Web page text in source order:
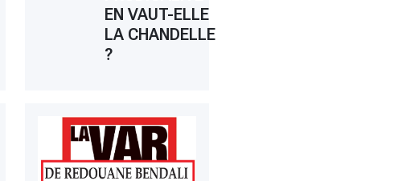
EN VAUT-ELLE
LA CHANDELLE
?